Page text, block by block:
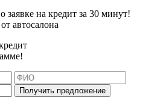
заявке на кредит за 30 минут!
автосалона
Получить предложение